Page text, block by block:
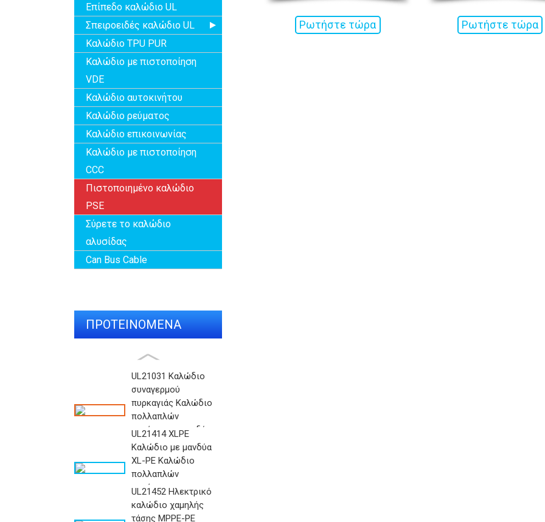
Επίπεδο καλώδιο UL
Σπειροειδές καλώδιο UL
Καλώδιο TPU PUR
Καλώδιο με πιστοποίηση
VDE
Καλώδιο αυτοκινήτου
Καλώδιο ρεύματος
Καλώδιο επικοινωνίας
Καλώδιο με πιστοποίηση
CCC
Πιστοποιημένο καλώδιο
PSE
Σύρετε το καλώδιο
αλυσίδας
Can Bus Cable
ΠΡΟΤΕΙΝΌΜΕΝΑ
ΠΡΟΪΌΝΤΑ
UL21031 Καλώδιο
συναγερμού
πυρκαγιάς Καλώδιο
πολλαπλών
πυρήνων με μανδύα
...
UL21414 XLPE
Καλώδιο με μανδύα
XL-PE Καλώδιο
πολλαπλών
πυρήνων με
θωρακισμένο Al...
UL21452 Ηλεκτρικό
καλώδιο χαμηλής
τάσης MPPE-PE
Ρωτήστε τώρα Ρωτήστε τώρα